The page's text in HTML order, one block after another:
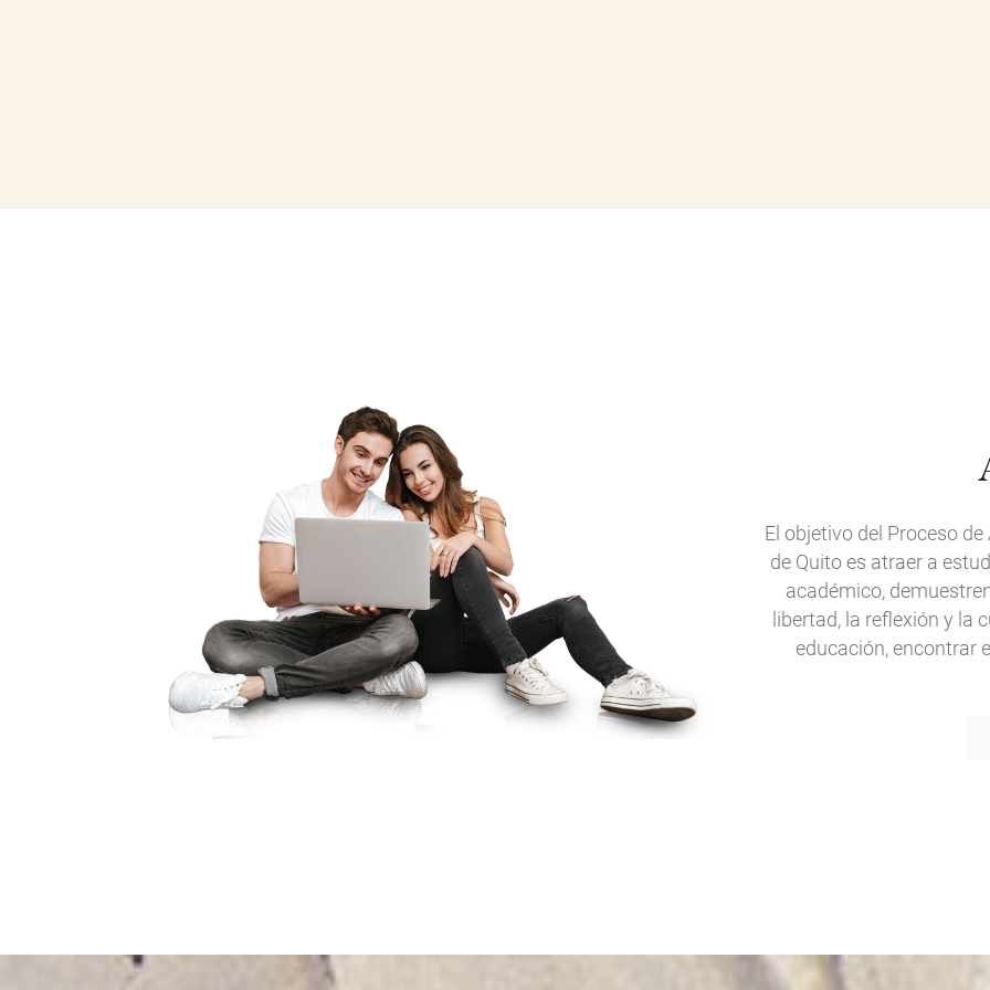
El objetivo del Proceso
de Quito es atraer a
académico,
libertad, la reflexión y la
educación, encontrar